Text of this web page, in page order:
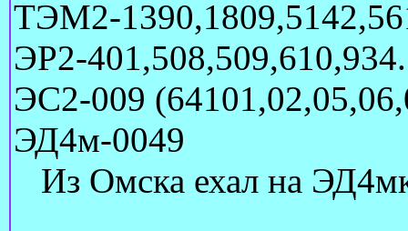
ТЭМ2-
ЭР2-401,508,509,610,934.
ЭС2-009
ЭД4м-0049
Из Омска ехал на